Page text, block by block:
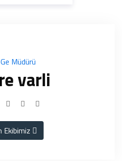
Müdürü
varli
Ekibimiz